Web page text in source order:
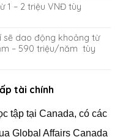
1 – 2 triệu VNĐ tùy
sẽ dao động khoảng từ
– 590 triệu/năm tùy
tài chính
tập tại Canada, có các
Global Affairs Canada